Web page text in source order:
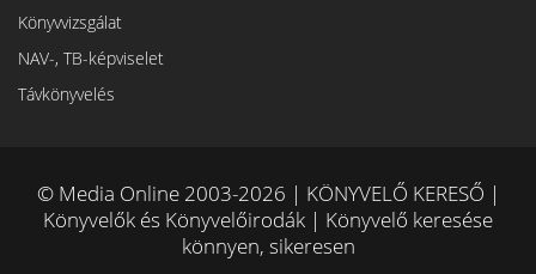
Könyvvizsgálat
NAV-, TB-képviselet
Távkönyvelés
© Media Online 2003-2026 | KÖNYVELŐ KERESŐ |
Könyvelők és Könyvelőirodák | Könyvelő keresése
könnyen, sikeresen